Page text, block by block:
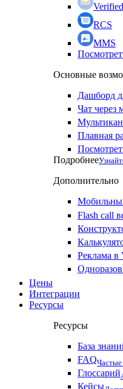
RCS
MMS
Основные
Дашборд
Чат через
Плавная
Подробнее
Дополнительно
Flash call
Реклама в
Цены
Интеграции
Ресурсы
Ресурсы
База
FAQЧастые
Глоссарий
Кейсы